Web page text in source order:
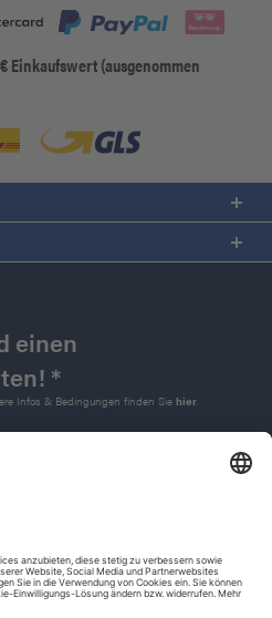
Einkaufswert (ausgenommen
einen
*
Infos & Bedingungen finden Sie hier.